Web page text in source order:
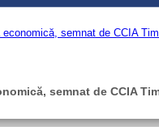
semnat de CCIA
semnat de CCIA